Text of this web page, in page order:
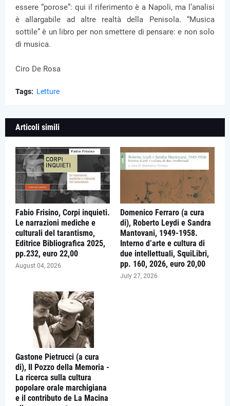
essere “porose”: qui il riferimento è a Napoli, ma l’analisi
è allargabile ad altre realtà della Penisola. “Musica
sottile” è un libro per non smettere di pensare: e non solo
di musica.
Ciro De Rosa
Tags: Letture
Articoli simili
Fabio Frisino, Corpi inquieti.
Le narrazioni mediche e
culturali del tarantismo,
Editrice Bibliografica 2025,
pp.232, euro 22,00
August 04, 2026
Domenico Ferraro (a cura
di), Roberto Leydi e Sandra
Mantovani, 1949-1958.
Interno d’arte e cultura di
due intellettuali, SquiLibri,
pp. 160, 2026, euro 20,00
July 27, 2026
Gastone Pietrucci (a cura
di), Il Pozzo della Memoria -
La ricerca sulla cultura
popolare orale marchigiana
e il contributo de La Macina